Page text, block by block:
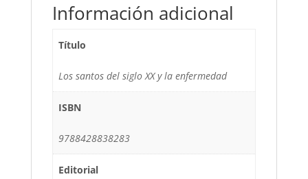
Información adicional
Título
Los santos del siglo XX y la enfermedad
ISBN
9788428838283
Editorial